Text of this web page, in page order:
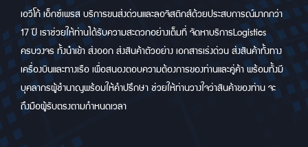
เอวีโก้ เอ็กซ์เพรส บริการขนส่งด่วนและลอจิสติกส์ด้วยประสบการณ์มากกว่า
17 ปี เราช่วยให้ท่านได้รับความสะดวกอย่างเต็มที่ จัดหาบริการLogistics
ครบวงจร ทั้งนำเข้า ส่งออก ส่งสินค้าตัวอย่าง เอกสารเร่งด่วน ส่งสินค้าทั้งทาง
เครื่องบินและทางเรือ เพื่อสนองตอบความต้องการของท่านและคู่ค้า พร้อมทั้งมี
บุคลากรผู้ชำนาญพร้อมให้คำปรึกษา ช่วยให้ท่านวางใจว่าสินค้าของท่าน จะ
ถึงมือผู้รับตรงตามกำหนดเวลา